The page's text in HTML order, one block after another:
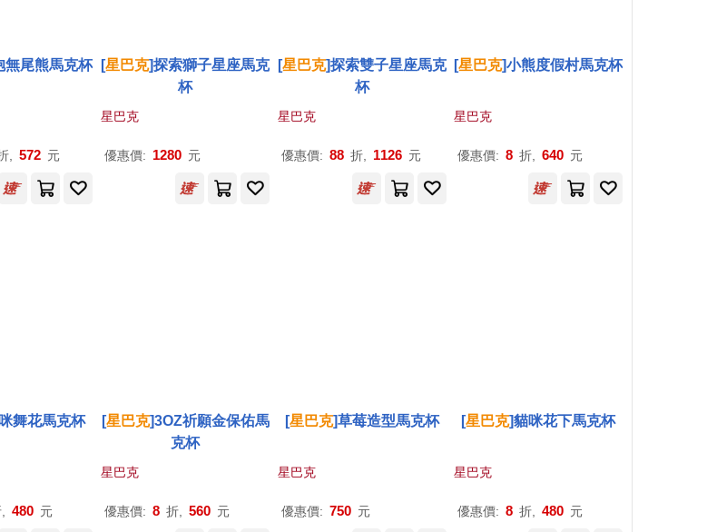
無尾熊馬克杯
, 572 元
[星巴克]探索獅子星座馬克
杯
星巴克
優惠價: 1280 元
[星巴克]探索雙子星座馬克
杯
星巴克
優惠價: 88 折, 1126 元
[星巴克]小熊度假村馬克杯
星巴克
優惠價: 8 折, 640 元
舞花馬克杯
480 元
[星巴克]3OZ祈願金保佑馬
克杯
星巴克
優惠價: 8 折, 560 元
[星巴克]草莓造型馬克杯
星巴克
優惠價: 750 元
[星巴克]貓咪花下馬克杯
星巴克
優惠價: 8 折, 480 元